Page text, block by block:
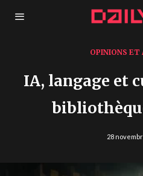
OPINIONS ET
IA, langage et
28